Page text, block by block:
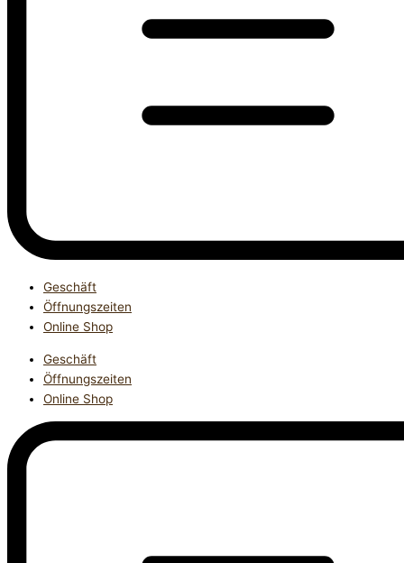
Geschäft
Öffnungszeiten
Online Shop
Geschäft
Öffnungszeiten
Online Shop